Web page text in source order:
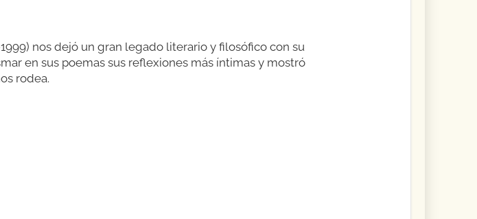
nos dejó un gran legado literario y filosófico con su
en sus poemas sus reflexiones más íntimas y mostró
rodea.